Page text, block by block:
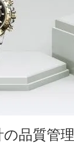
品質管理